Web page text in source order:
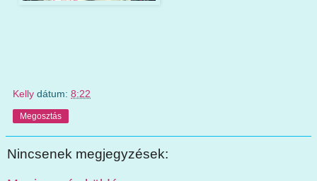
Kelly dátum: 8:22
Megosztás
Nincsenek megjegyzések: